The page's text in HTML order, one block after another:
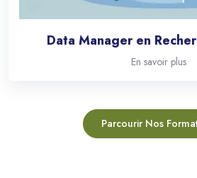
Data Manager en
En savoir plus
Parcourir Nos